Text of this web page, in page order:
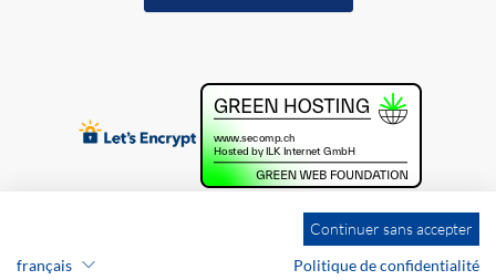
Continuer sans accepter
français
Politique de confidentialité